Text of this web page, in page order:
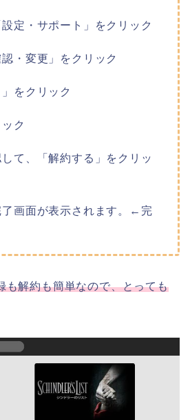
定・サポート」をクリック
・変更」をクリック
をクリック
ク
て、「解約する」をクリッ
画面が表示されます。←完
も解約も簡単なので、とっても